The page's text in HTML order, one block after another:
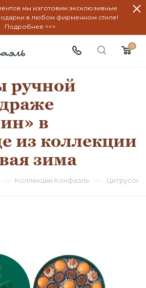
мы изготовим эксклюзивные
в любом фирменном стиле!
Подробнее >>>
0
ручной
в
из коллекции
зима
— Коллекции Конфаэль —